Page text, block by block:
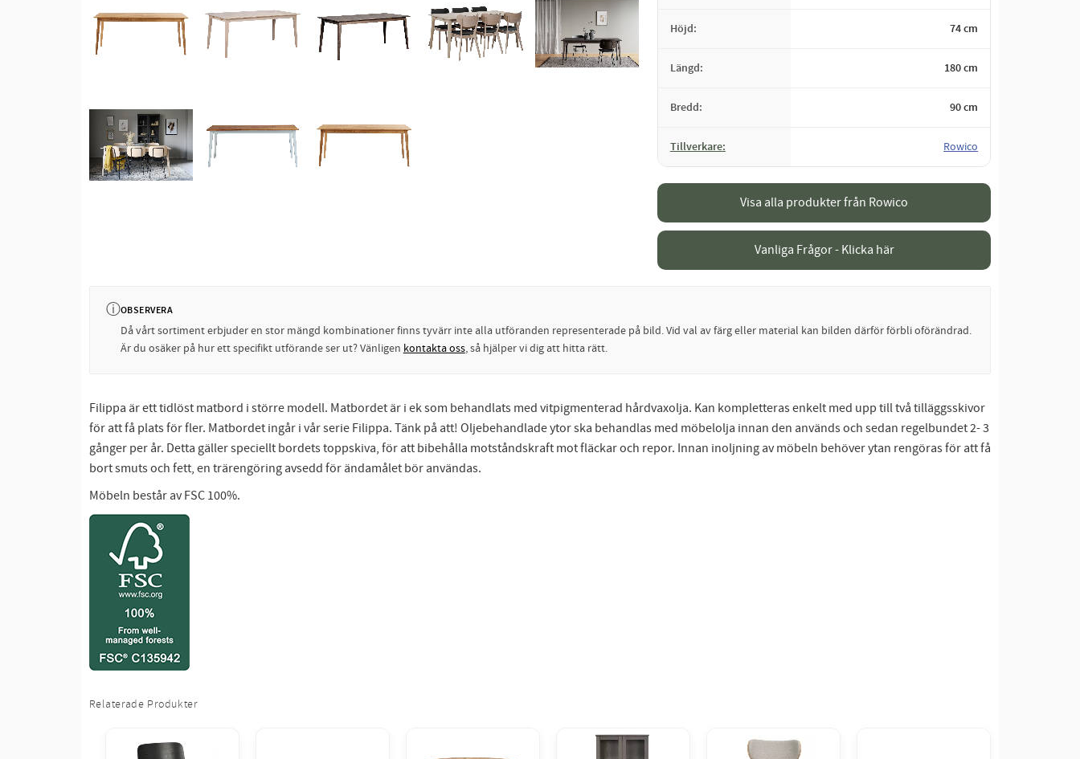
Höjd 74 cm
Längd 180 cm
Bredd 90 cm
Tillverkare Rowico
Visa alla produkter från Rowico
Vanliga Frågor - Klicka här
ⓘOBSERVERA
Då vårt sortiment erbjuder en stor mängd kombinationer finns tyvärr inte alla utföranden representerade på bild. Vid val av färg eller material kan bilden därför förbli oförändrad.
Är du osäker på hur ett specifikt utförande ser ut? Vänligen kontakta oss, så hjälper vi dig att hitta rätt.
Filippa är ett tidlöst matbord i större modell. Matbordet är i ek som behandlats med vitpigmenterad hårdvaxolja. Kan kompletteras enkelt med upp till två tilläggsskivor
för att få plats för fler. Matbordet ingår i vår serie Filippa. Tänk på att! Oljebehandlade ytor ska behandlas med möbelolja innan den används och sedan regelbundet 2- 3
gånger per år. Detta gäller speciellt bordets toppskiva, för att bibehålla motståndskraft mot fläckar och repor. Innan inoljning av möbeln behöver ytan rengöras för att få
bort smuts och fett, en trärengöring avsedd för ändamålet bör användas.
Möbeln består av FSC 100%.
Relaterade Produkter